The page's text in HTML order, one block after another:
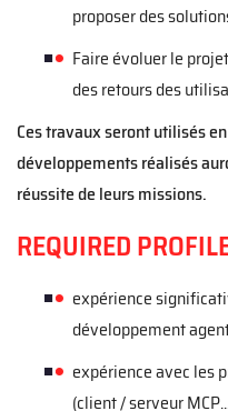
proposer des
Faire évoluer le
des retours des
Ces travaux seront utilisés
développements réalisés
réussite de leurs missions.
REQUIRED
expérience
développement
expérience avec les
(client / serveur